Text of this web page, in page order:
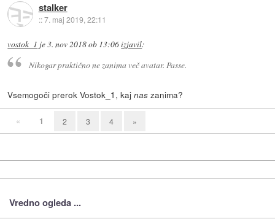
stalker
::7. maj 2019, 22:11
vostok_1 je3. nov 2018 ob 13:06izjavil:
Nikogar praktično ne zanima več avatar. Passe.
Vsemogoči prerok Vostok_1, kajnas zanima?
« 1 2 3 4 »
Vredno ogleda ...